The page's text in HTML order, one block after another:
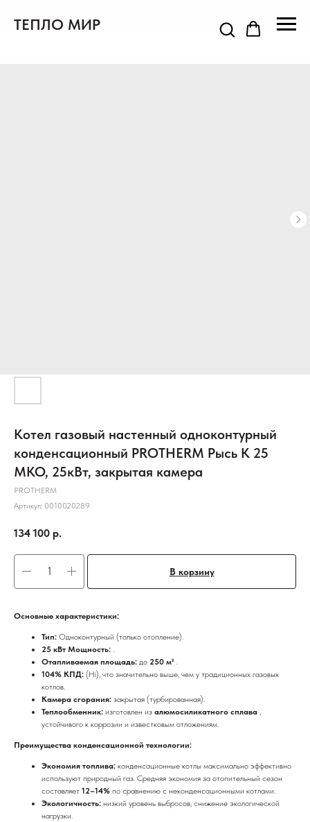
ТЕПЛО МИР
Котел газовый настенный одноконтурный
конденсационный PROTHERM Рысь К 25
МКО, 25кВт, закрытая камера
PROTHERM
Артикул: 0010020289
134 100 р.
В корзину
Основные характеристики:
Тип: Одноконтурный (только отопление).
25 кВт Мощность: .
Отапливаемая площадь: до 250 м² .
104% КПД: (Hi), что значительно выше, чем у традиционных газовых
котлов.
Камера сгорания: закрытая (турбированная).
Теплообменник: изготовлен из алюмосиликатного сплава ,
устойчивого к коррозии и известковым отложениям.
Преимущества конденсационной технологии:
Экономия топлива: конденсационные котлы максимально эффективно
используют природный газ. Средняя экономия за отопительный сезон
составляет 12–14% по сравнению с неконденсационными котлами.
Экологичность: низкий уровень выбросов, снижение экологической
нагрузки.